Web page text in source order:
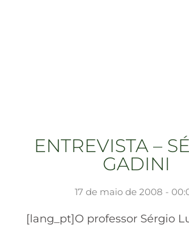
ENTREVISTA –
GADINI
17 de maio de 2008 -
[lang_pt]O professor Sérgio